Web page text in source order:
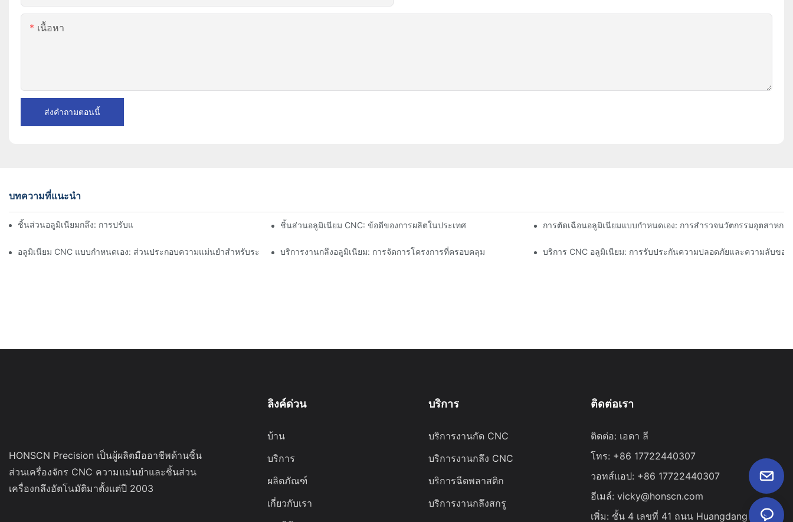
เนื้อหา
ส่งคำถามตอนนี้
บทความที่แนะนำ
ชิ้นส่วนอลูมิเนียมกลึง: การปรับแต่งสำหรับตลาดเฉพาะกลุ่ม ชิ้นส่วนอลูมิเนียม CNC: ข้อดีของการผลิตในประเทศ การตัดเฉือนอลูมิเนียมแบบกำหนดเอง: การสำรวจนวัตกรรมอุตสาหกร
อลูมิเนียม CNC แบบกำหนดเอง: ส่วนประกอบความแม่นยำสำหรับระบบอัตโนมัติในอุตสาหกรรมบริการงานกลึงอลูมิเนียม: การจัดการโครงการที่ครอบคลุม บริการ CNC อลูมิเนียม: การรับประกันความปลอดภัยและความลับขอ
HONSCN Precision เป็นผู้ผลิตมืออาชีพด้านชิ้น
ส่วนเครื่องจักร CNC ความแม่นยำและชิ้นส่วน
เครื่องกลึงอัตโนมัติมาตั้งแต่ปี 2003
ลิงค์ด่วน
บ้าน
บริการ
ผลิตภัณฑ์
เกี่ยวกับเรา
บริการ
บริการงานกัด CNC
บริการงานกลึง CNC
บริการฉีดพลาสติก
บริการงานกลึงสกรู
ติดต่อเรา
ติดต่อ: เอดา ลี
โทร: +86 17722440307
วอทส์แอป: +86 17722440307
อีเมล์: vicky@honscn.com
เพิ่ม: ชั้น 4 เลขที่ 41 ถนน Huangdang